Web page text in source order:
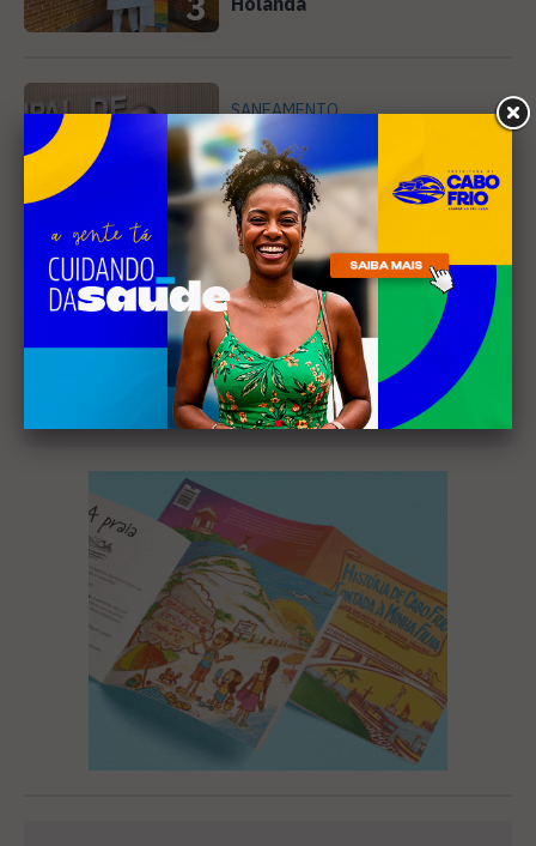
4
SANEAMENTO
Câmara de Búzios aprova
audiência pública para
discutir atuação e serviços
da Prolagos
Receba nossa
newsletter